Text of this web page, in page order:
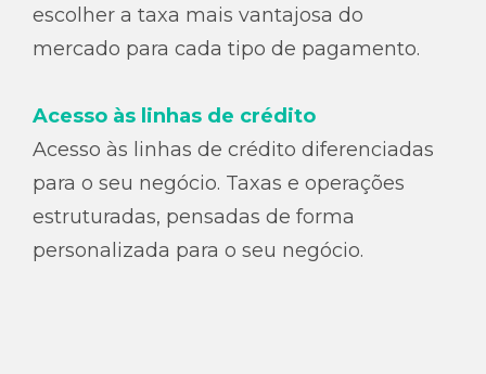
escolher a taxa mais vantajosa do
mercado para cada tipo de pagamento.
Acesso às linhas de crédito
Acesso às linhas de crédito diferenciadas
para o seu negócio. Taxas e operações
estruturadas, pensadas de forma
personalizada para o seu negócio.